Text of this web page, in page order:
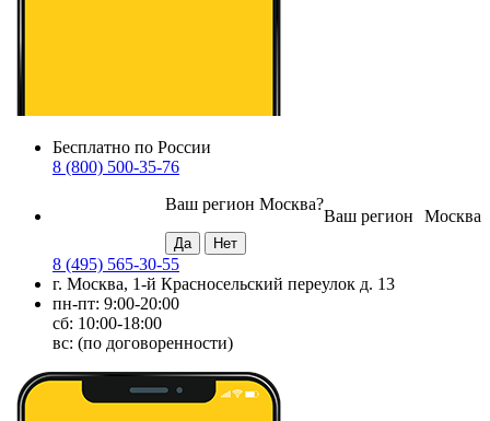
Бесплатно по России
8 (800) 500-35-76
Москва
Ваш регион
Ваш регион Москва?
8 (495) 565-30-55
г. Москва, 1-й Красносельский переулок д. 13
пн-пт: 9:00-20:00
сб: 10:00-18:00
вс: (по договоренности)